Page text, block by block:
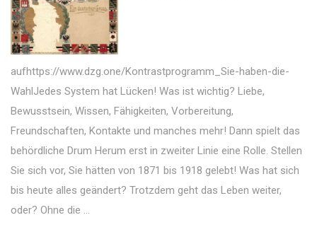
aufhttps://www.dzg.one/Kontrastprogramm_Sie-haben-die-
WahlJedes System hat Lücken! Was ist wichtig? Liebe,
Bewusstsein, Wissen, Fähigkeiten, Vorbereitung,
Freundschaften, Kontakte und manches mehr! Dann spielt das
behördliche Drum Herum erst in zweiter Linie eine Rolle. Stellen
Sie sich vor, Sie hätten von 1871 bis 1918 gelebt! Was hat sich
bis heute alles geändert? Trotzdem geht das Leben weiter,
oder? Ohne die ...